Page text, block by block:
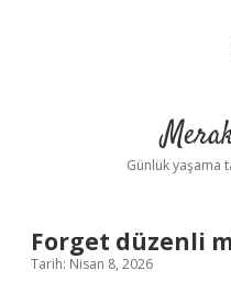
Günlük yaşama
Forget düzenli
Tarih: Nisan 8, 2026